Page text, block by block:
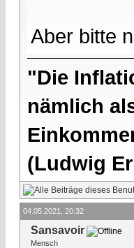
Aber bitte
"Die
nämlich
(Ludwig
04.05.2021, 20:32
Sansavoir
Mensch